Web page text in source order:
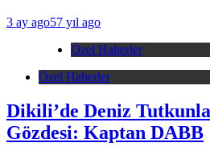
3 ay ago57 yıl ago
Özel Haberler
Özel Haberler
Dikili’de Deniz
Gözdesi: Kaptan DABB